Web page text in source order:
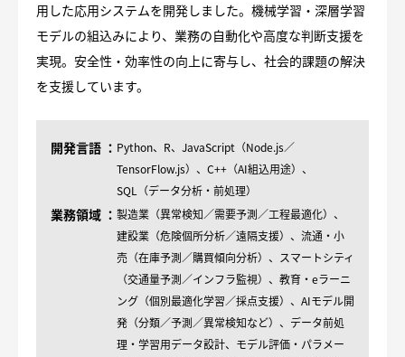
用した応用システムを開発しました。機械学習・深層学習
モデルの組込みにより、業務の自動化や高度な判断支援を
実現。安全性・効率性の向上に寄与し、社会的課題の解決
を支援しています。
開発言語
Python、R、JavaScript（Node.js／
TensorFlow.js）、C++（AI組込用途）、
SQL（データ分析・前処理）
業務領域
製造業（異常検知／需要予測／工程最適化）、
建設業（危険個所分析／遠隔支援）、流通・小
売（在庫予測／購買傾向分析）、スマートシティ
（交通量予測／インフラ監視）、教育・eラーニ
ング（個別最適化学習／採点支援）、AIモデル開
発（分類／予測／異常検知など）、データ前処
理・学習用データ設計、モデル評価・パラメー